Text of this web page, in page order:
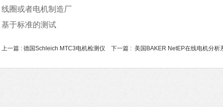
线圈或者电机制造厂
基于标准的测试
上一篇 : 德国Schleich MTC3电机检测仪 下一篇 : 美国BAKER NetEP在线电机分析